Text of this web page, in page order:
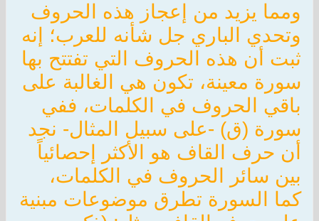
ومما يزيد من إعجاز هذه الحروف
وتحدي الباري جل شأنه للعرب؛ إنه
ثبت أن هذه الحروف التي تفتتح بها
سورة معينة، تكون هي الغالبة على
باقي الحروف في الكلمات، ففي
سورة (ق) -على سبيل المثال- نجد
أن حرف القاف هو الأكثر إحصائياً
بين سائر الحروف في الكلمات،
كما السورة تطرق موضوعات مبنية